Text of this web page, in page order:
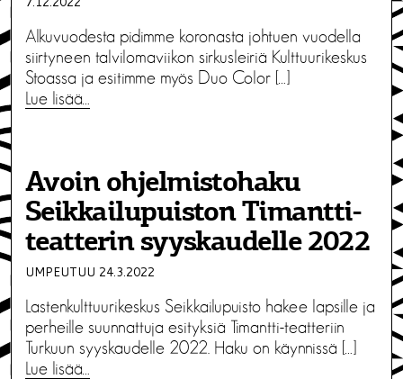
Alkuvuodesta pidimme koronasta johtuen vuodella
siirtyneen talvilomaviikon sirkusleiriä Kulttuurikeskus
Stoassa ja esitimme myös Duo Color […]
Lue lisää…
Avoin ohjelmistohaku
Seikkailupuiston Timantti-
teatterin syyskaudelle 2022
UMPEUTUU 24.3.2022
Lastenkulttuurikeskus Seikkailupuisto hakee lapsille ja
perheille suunnattuja esityksiä Timantti-teatteriin
Turkuun syyskaudelle 2022. Haku on käynnissä […]
Lue lisää…